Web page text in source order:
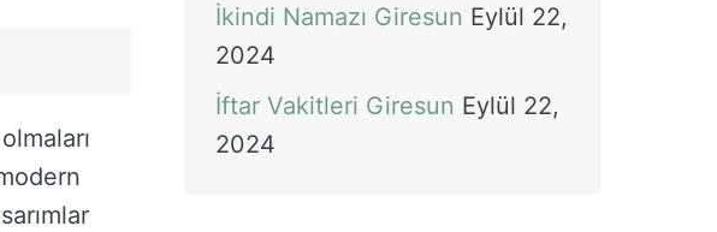
İkindi Namazı Giresun Eylül 22,
2024
İftar Vakitleri Giresun Eylül 22,
2024